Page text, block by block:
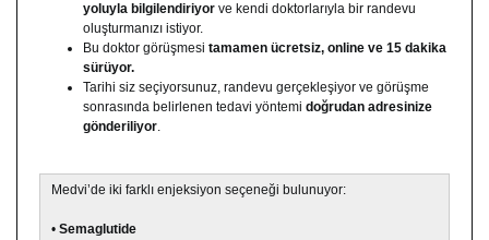
yoluyla bilgilendiriyor ve kendi doktorlarıyla bir randevu
oluşturmanızı istiyor.
Bu doktor görüşmesi tamamen ücretsiz, online ve 15 dakika
sürüyor.
Tarihi siz seçiyorsunuz, randevu gerçekleşiyor ve görüşme
sonrasında belirlenen tedavi yöntemi doğrudan adresinize
gönderiliyor.
Medvi’de iki farklı enjeksiyon seçeneği bulunuyor:
• Semaglutide